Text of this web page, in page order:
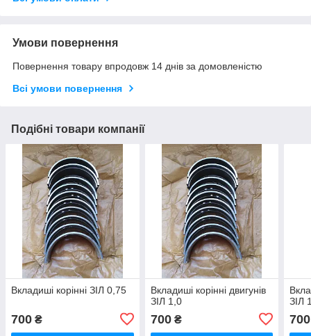
Умови повернення
Повернення товару впродовж 14 днів за домовленістю
Всі умови повернення
Подібні товари компанії
Вкладиші корінні ЗІЛ 0,75
700 ₴
Вкладиші корінні двигунів
ЗІЛ 1,0
700₴
ЗІЛ
700